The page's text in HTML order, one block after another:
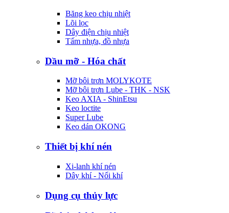
Băng keo chịu nhiệt
Lõi lọc
Dây điện chịu nhiệt
Tấm nhựa, đồ nhựa
Dầu mỡ - Hóa chất
Mỡ bôi trơn MOLYKOTE
Mỡ bôi trơn Lube - THK - NSK
Keo AXIA - ShinEtsu
Keo loctite
Super Lube
Keo dán OKONG
Thiết bị khí nén
Xi-lanh khí nén
Dây khí - Nối khí
Dụng cụ thủy lực